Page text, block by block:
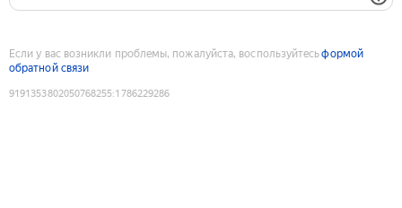
Если у вас возникли проблемы, пожалуйста, воспользуйтесьформой
обратной связи
9191353802050768255:1786229286